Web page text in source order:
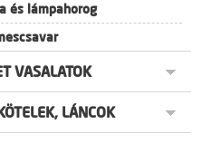
és lámpahorog
VASALATOK
LÁNCOK